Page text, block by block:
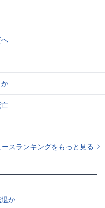
スランキングをもっと見る
か